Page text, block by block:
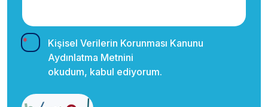
Kişisel Verilerin Korunması Kanunu
Aydınlatma Metnini
okudum, kabul ediyorum.